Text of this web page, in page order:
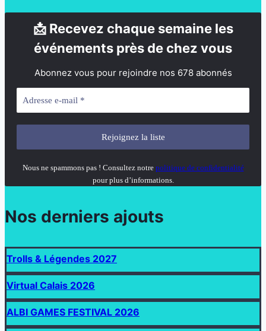
📩 Recevez chaque semaine les
événements près de chez vous
Abonnez vous pour rejoindre nos 678 abonnés
Nous ne spammons pas ! Consultez notre politique de confidentialité
pour plus d’informations.
Nos derniers ajouts
Trolls & Légendes 2027
Virtual Calais 2026
ALBI GAMES FESTIVAL 2026